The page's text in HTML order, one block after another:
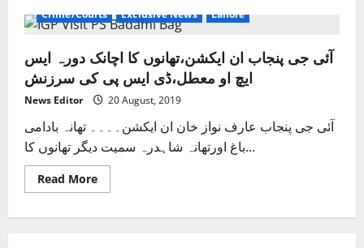
Crime/Courts Exclusive News Lahore
آئی جی پنجاب ان ایکشن،تھانوں کا اچانک دورہ ایس
ایچ او معطل،ڈی ایس پی کی سرزنش
News Editor 20 August, 2019
آئی جی پنجاب عارف نواز خان ان ایکشن۔۔۔۔ تھانہ بادامی
باغ اورتھانہ شاہدرہ سمیت دیگر تھانوں کا...
Read MoreRead
more